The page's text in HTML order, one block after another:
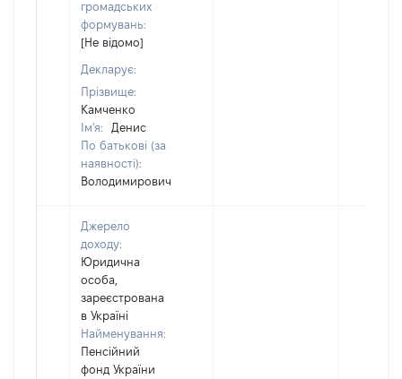
громадських
формувань:
[Не відомо]
Декларує:
Прізвище:
Камченко
Ім'я:
Денис
По батькові (за
наявності):
Володимирович
Джерело
доходу:
Юридична
особа,
зареєстрована
в Україні
Найменування:
Пенсійний
фонд України